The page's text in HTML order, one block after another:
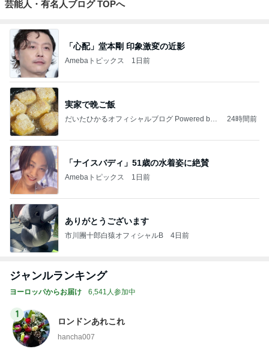
芸能人・有名人ブログ TOPへ
「心配」堂本剛 印象激変の近影
Amebaトピックス 1日前
実家で晩ご飯
だいたひかるオフィシャルブログ Powered by
24時間前
「ナイスバディ」51歳の水着姿に絶賛
Amebaトピックス 1日前
ありがとうございます
市川團十郎白猿オフィシャルB 4日前
ジャンルランキング
ヨーロッパからお届け 6,541人参加中
1
ロンドンあれこれ
hancha007